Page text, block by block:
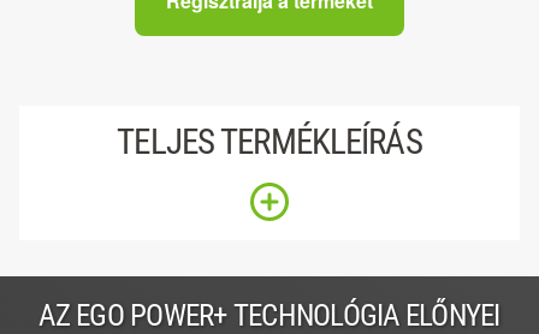
TELJES TERMÉKLEÍRÁS
AZ EGO POWER+ TECHNOLÓGIA ELŐNYEI